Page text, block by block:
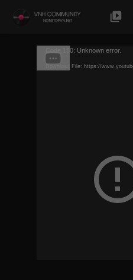
Code 150: Unknown error.
Download File: https://